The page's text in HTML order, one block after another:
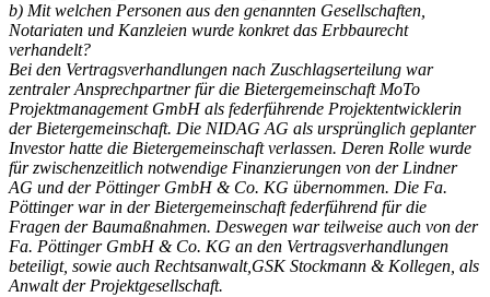
b) Mit welchen Personen aus den genannten Gesellschaften,
Notariaten und Kanzleien wurde konkret das Erbbaurecht
verhandelt?
Bei den Vertragsverhandlungen nach Zuschlagserteilung war
zentraler Ansprechpartnerfür die Bietergemeinschaft MoTo
Projektmanagement GmbH als federführende Projektentwicklerin
der Bietergemeinschaft. Die NIDAG AG als ursprünglich geplanter
Investor hatte die Bietergemeinschaft verlassen. Deren Rolle wurde
für zwischenzeitlich notwendige Finanzierungen von der Lindner
AG und der Pöttinger GmbH & Co. KG übernommen. Die Fa.
Pöttinger war in der Bietergemeinschaft federführend für die
Fragen der Baumaßnahmen. Deswegen war teilweise auch von der
Fa. Pöttinger GmbH & Co. KG an den Vertragsverhandlungen
beteiligt, sowie auch Rechtsanwalt,GSK Stockmann & Kollegen, als
Anwalt der Projektgesellschaft.